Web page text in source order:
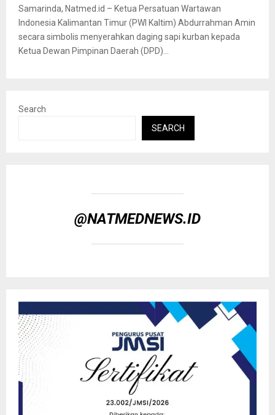
Samarinda, Natmed.id – Ketua Persatuan Wartawan
Indonesia Kalimantan Timur (PWI Kaltim) Abdurrahman Amin
secara simbolis menyerahkan daging sapi kurban kepada
Ketua Dewan Pimpinan Daerah (DPD)...
Search
SEARCH
@NATMEDNEWS.ID